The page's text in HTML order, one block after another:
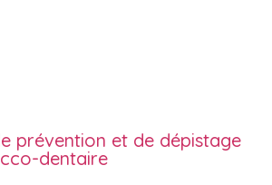
prévention et de dépistage
dentaire